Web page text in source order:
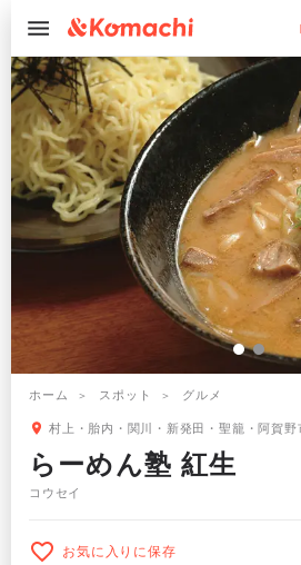
ホーム スポット グルメ
村上・胎内・関川・新発田・聖籠・阿賀野
らーめん塾 紅生
コウセイ
お気に入りに保存